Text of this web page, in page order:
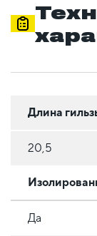
Длина
20,5
Да